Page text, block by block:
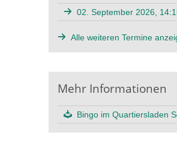
02. September 2026,
Alle weiteren Termine
Mehr Informationen
Bingo im Quartiersladen